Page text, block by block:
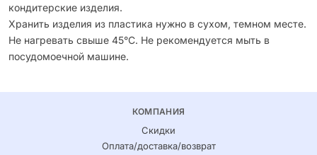
кондитерские изделия.
Хранить изделия из пластика нужно в сухом, темном месте.
Не нагревать свыше 45°С. Не рекомендуется мыть в
посудомоечной машине.
КОМПАНИЯ
Скидки
Оплата/доставка/возврат